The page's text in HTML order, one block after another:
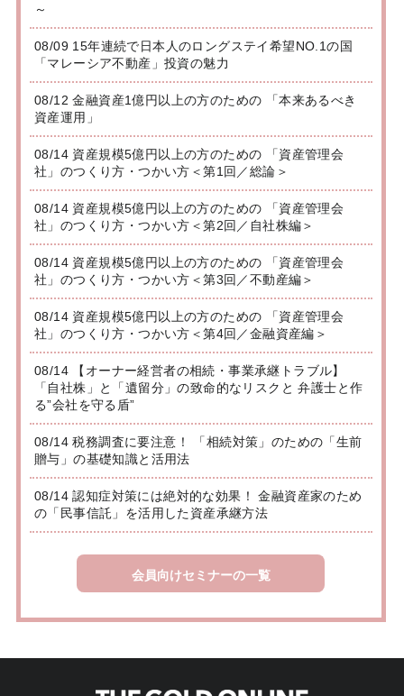
～
08/09 15年連続で日本人のロングステイ希望NO.1の国
「マレーシア不動産」投資の魅力
08/12 金融資産1億円以上の方のための 「本来あるべき
資産運用」
08/14 資産規模5億円以上の方のための 「資産管理会
社」のつくり方・つかい方＜第1回／総論＞
08/14 資産規模5億円以上の方のための 「資産管理会
社」のつくり方・つかい方＜第2回／自社株編＞
08/14 資産規模5億円以上の方のための 「資産管理会
社」のつくり方・つかい方＜第3回／不動産編＞
08/14 資産規模5億円以上の方のための 「資産管理会
社」のつくり方・つかい方＜第4回／金融資産編＞
08/14 【オーナー経営者の相続・事業承継トラブル】
「自社株」と「遺留分」の致命的なリスクと 弁護士と作
る”会社を守る盾”
08/14 税務調査に要注意！ 「相続対策」のための「生前
贈与」の基礎知識と活用法
08/14 認知症対策には絶対的な効果！ 金融資産家のため
の「民事信託」を活用した資産承継方法
会員向けセミナーの一覧